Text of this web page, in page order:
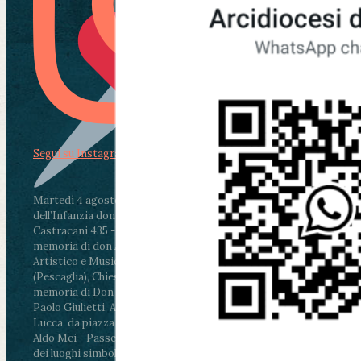
Martedì 4 agosto2026
ore 11:30 - Lucca, Scuola
dell’Infanzia don Aldo Mei - Viale Castruccio
Castracani 435 - Inaugurazione murales in
memoria di don Aldo Mei curato dal Liceo
Artistico e Musicale “Passaglia”
ore 18 - Fiano
(Pescaglia), Chiesa parrocchiale - Messa in
memoria di Don Aldo Mei celebrata da mons.
Paolo Giulietti, Arcivescovo di Lucca
ore 20.30 -
Lucca, da piazza San Michele al Cippo di don
Aldo Mei - Passeggiata della Memoria in alcuni
dei luoghi simbolo della città. Ritrovo alle ore
Segui su Instagram